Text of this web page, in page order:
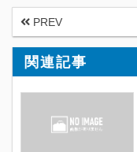
PREV
関連記事